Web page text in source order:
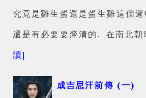
究竟是雞生蛋還是蛋生雞這個
還是有必要要釐清的. 在南北
讀]
成吉思汗前傳 (一)